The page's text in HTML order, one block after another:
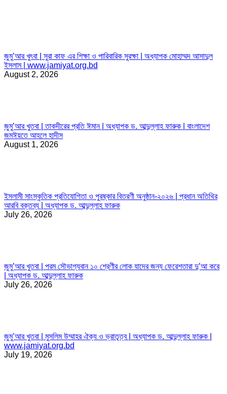
জুমু’আর খুৎবা | সুরা কাফ এর শিক্ষা ও পারিবারিক সুরক্ষা | অধ্যাপক মোহাম্মদ আসাদুল
ইসলাম | www.jamiyat.org.bd
August 2, 2026
জুমু’আর খুতবা | তাকদীরের প্রতি ঈমান | অধ্যাপক ড. আব্দুল্লাহ ফারুক | বাংলাদেশ
জমঈয়তে আহলে হাদীস
August 1, 2026
ইসলামী সাংস্কৃতিক প্রতিযোগিতা ও পুরষ্কার বিতরণী অনুষ্ঠান-২০২৬ | প্রধান অতিথির
আরবি বক্তব্য | অধ্যাপক ড. আব্দুল্লাহ ফারুক
July 26, 2026
জুমু’আর খুতবা | পরম সৌভাগ্যবান ১০ শ্রেণীর লোক যাদের জন্য ফেরেশতারা দু’আ করে
| অধ্যাপক ড. আব্দুল্লাহ ফারুক
July 26, 2026
জুমু’আর খুতবা | মুসলিম উম্মাহর ঐক্য ও ভ্রাতৃত্ব | অধ্যাপক ড. আব্দুল্লাহ ফারুক |
www.jamiyat.org.bd
July 19, 2026